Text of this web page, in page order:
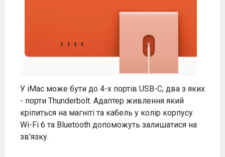
У iMac може бути до 4-х портів USB-C, два з яких
- порти Thunderbolt. Адаптер живлення який
кріпиться на магніті та кабель у колір корпусу.
Wi-Fi 6 та Bluetooth допоможуть залишатися на
зв'язку.